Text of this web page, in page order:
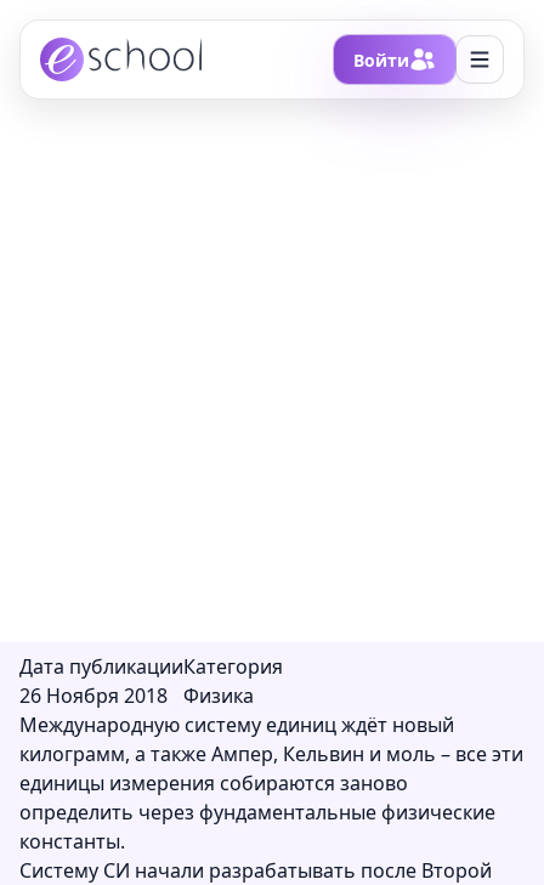
Войти
Дата публикации
26 Ноября 2018
Категория
Физика
Международную систему единиц ждёт новый
килограмм, а также Ампер, Кельвин и моль – все эти
единицы измерения собираются заново
определить через фундаментальные физические
константы.
Систему СИ начали разрабатывать после Второй